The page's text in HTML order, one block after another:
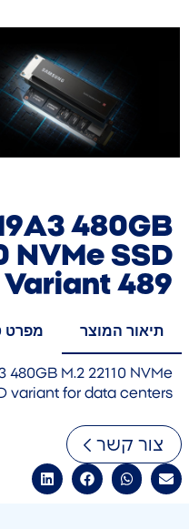
480GB
NVMe SSD
Variant 489
תיאור המוצר מפרט
M.2 22110 NVMe
variant for data centers
צור קשר